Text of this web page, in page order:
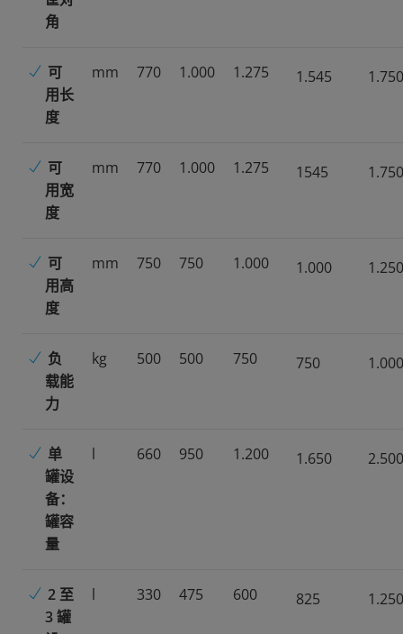
角
可
用长
度
mm 770 1.000 1.275 1.545 1.750
可
用宽
度
mm 770 1.000 1.275 1545 1.750
可
用高
度
mm 750 750 1.000 1.000 1.250
负
载能
力
kg 500 500 750 750 1.000
单
罐设
备：
罐容
量
l 660 950 1.200 1.650 2.500
2 至
3 罐
l 330 475 600 825 1.250